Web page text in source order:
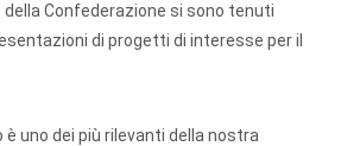
Confederazione si sono tenuti
di progetti di interesse per il
uno dei più rilevanti della nostra